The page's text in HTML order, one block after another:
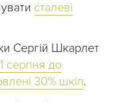
сталеві
Сергій Шкарлет
серпня до
30% шкіл.